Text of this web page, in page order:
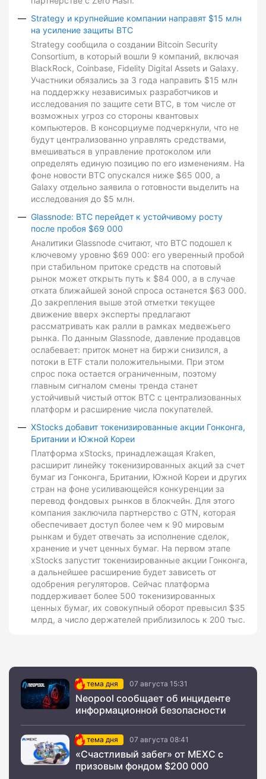
Strategy и крупнейшие компании направят $15 млн
на усиление защиты BTC
Strategy сообщила о создании Bitcoin Security
Consortium, в который вошли 9 компаний, включая
BlackRock, Coinbase, Fidelity Digital Assets и Galaxy.
Участники обязались за 3 года направить $15 млн
на поддержку независимых разработчиков и
исследования по защите сети BTC, в том числе от
возможных угроз со стороны квантовых
компьютеров. В консорциуме подчеркнули, что не
будут централизованно управлять средствами,
вмешиваться в управление протоколом или
определять единую позицию по его изменениям. На
фоне новости BTC опускался ниже $65 000, а
Galaxy отдельно заявила о готовности выделить на
исследования до $5 млн.
Glassnode: BTC перейдет к устойчивому росту
после пробоя $69 000
Аналитики Glassnode считают, что BTC подошел к
ключевому уровню $69 000: его уверенный пробой
при стабильном притоке средств на спотовый
рынок может открыть путь к $84 000, а в случае
отката ближайшей зоной спроса останется $63 000.
До закрепления выше этой отметки текущее
движение вверх эксперты предлагают
рассматривать как ралли в рамках медвежьего
рынка. По данным Glassnode, давление продавцов
ослабевает: приток монет на биржи снизился, а
потоки в ETF стали положительными. При этом
спрос пока остается ограниченным, поэтому
главным сигналом смены тренда станет
устойчивый чистый отток BTC с централизованных
платформ и расширение числа покупателей.
XStocks добавит токенизированные акции Гонконга,
Британии и Южной Кореи
Платформа xStocks, принадлежащая Kraken,
расширит линейку токенизированных акций за счет
бумаг из Гонконга, Британии, Южной Кореи и других
стран на фоне усиливающейся конкуренции за
перевод фондовых рынков в блокчейн. Для этого
компания заключила партнерство с GTN, которая
обеспечивает доступ более чем к 90 мировым
рынкам и будет отвечать за исполнение сделок,
хранение и учет ценных бумаг. На первом этапе
xStocks запустит токенизированные акции Гонконга,
а дальнейшее расширение будет зависеть от
одобрения регуляторов. Сейчас платформа
поддерживает более 500 токенизированных
ценных бумаг, их совокупный оборот превысил $35
млрд, а число держателей приблизилось к 200 тыс.
тема дня 07 августа 15:31
Neopool сообщает об инциденте
информационной безопасности
тема дня 07 августа 08:41
«Счастливый забег» от MEXC с
призовым фондом $200 000